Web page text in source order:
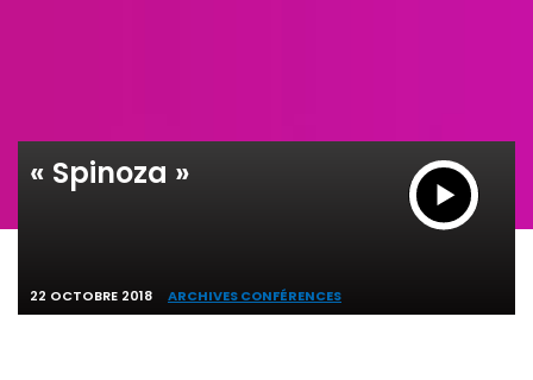
« Spinoza »
22 OCTOBRE 2018 ARCHIVES CONFÉRENCES